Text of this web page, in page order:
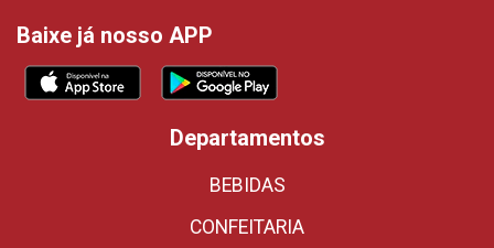
Baixe já nosso APP
Departamentos
BEBIDAS
CONFEITARIA